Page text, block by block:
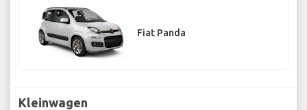
Fiat Panda
Kleinwagen